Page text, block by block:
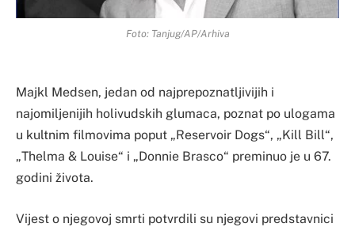
Foto: Tanjug/AP/Arhiva
Majkl Medsen, jedan od najprepoznatljivijih i
najomiljenijih holivudskih glumaca, poznat po ulogama
u kultnim filmovima poput „Reservoir Dogs“, „Kill Bill“,
„Thelma & Louise“ i „Donnie Brasco“ preminuo je u 67.
godini života.
Vijest o njegovoj smrti potvrdili su njegovi predstavnici